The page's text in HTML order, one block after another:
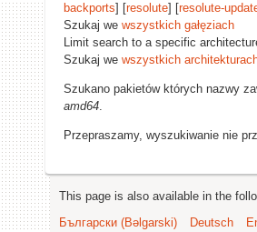
backports] [resolute] [resolute-
Szukaj we wszystkich gałęziach
Limit search to a specific
Szukaj we wszystkich
Szukano pakietów których nazwy
amd64.
Przepraszamy, wyszukiwanie nie
This page is also available in the
Български (Bəlgarski)
Deutsch